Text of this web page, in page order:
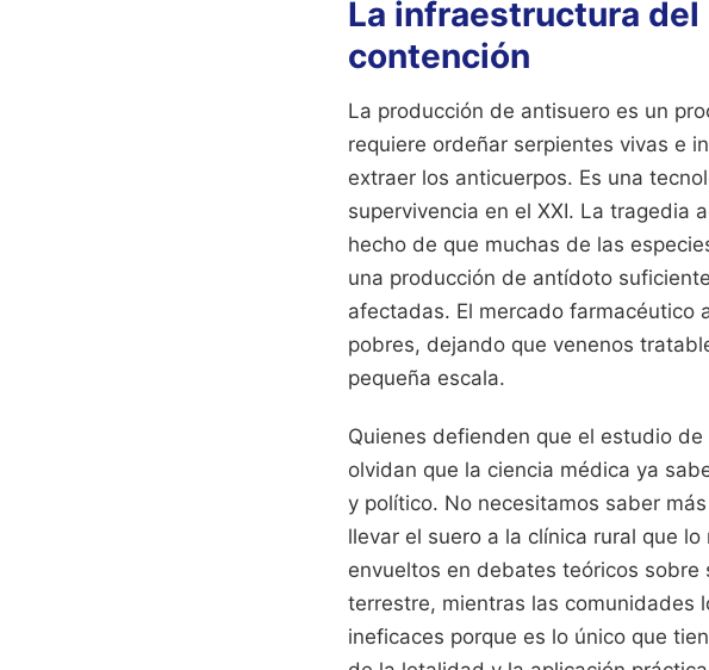
La infraestructura
contención
La producción de antisuero es un
requiere ordeñar serpientes vivas e
extraer los anticuerpos. Es una
supervivencia en el XXI. La tragedia
hecho de que muchas de las
una producción de antídoto
afectadas. El mercado farmacéutico
pobres, dejando que venenos
pequeña escala.
Quienes defienden que el estudio
olvidan que la ciencia médica ya
y político. No necesitamos saber
llevar el suero a la clínica rural que
envueltos en debates teóricos
terrestre, mientras las comunidades
ineficaces porque es lo único que